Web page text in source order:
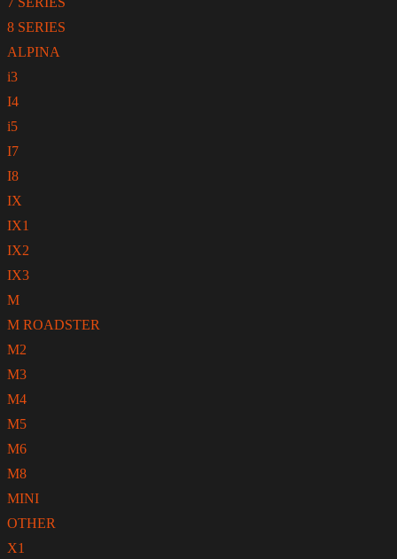
8 SERIES
ALPINA
i3
I4
i5
I7
I8
IX
IX1
IX2
IX3
M
M ROADSTER
M2
M3
M4
M5
M6
M8
MINI
OTHER
X1